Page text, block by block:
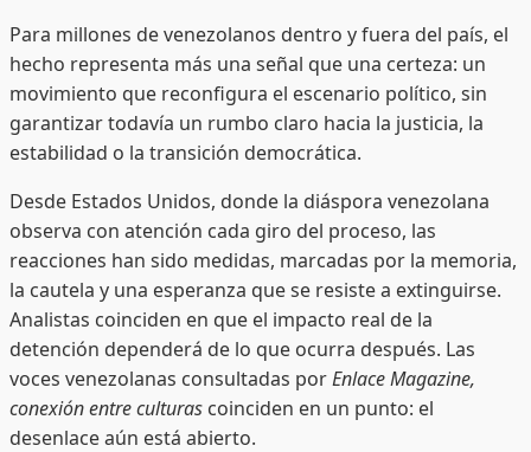
Para millones de venezolanos dentro y fuera del país, el
hecho representa más una señal que una certeza: un
movimiento que reconfigura el escenario político, sin
garantizar todavía un rumbo claro hacia la justicia, la
estabilidad o la transición democrática.
Desde Estados Unidos, donde la diáspora venezolana
observa con atención cada giro del proceso, las
reacciones han sido medidas, marcadas por la memoria,
la cautela y una esperanza que se resiste a extinguirse.
Analistas coinciden en que el impacto real de la
detención dependerá de lo que ocurra después. Las
voces venezolanas consultadas porEnlace Magazine,
conexión entre culturas coinciden en un punto: el
desenlace aún está abierto.